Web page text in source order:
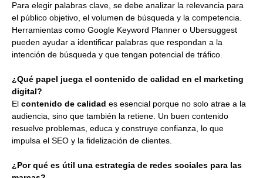
Para elegir palabras clave, se debe analizar la relevancia para
el público objetivo, el volumen de búsqueda y la competencia.
Herramientas como Google Keyword Planner o Ubersuggest
pueden ayudar a identificar palabras que respondan a la
intención de búsqueda y que tengan potencial de tráfico.
¿Qué papel juega el contenido de calidad en el marketing
digital?
El contenido de calidad es esencial porque no solo atrae a la
audiencia, sino que también la retiene. Un buen contenido
resuelve problemas, educa y construye confianza, lo que
impulsa el SEO y la fidelización de clientes.
¿Por qué es útil una estrategia de redes sociales para las